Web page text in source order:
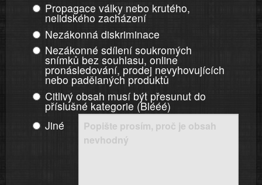
Propagace války nebo krutého,
nelidského zacházení
Nezákonná diskriminace
Nezákonné sdílení soukromých
snímků bez souhlasu, online
pronásledování, prodej nevyhovujících
nebo padělaných produktů
Citlivý obsah musí být přesunut do
příslušné kategorie (Blééé)
Jiné